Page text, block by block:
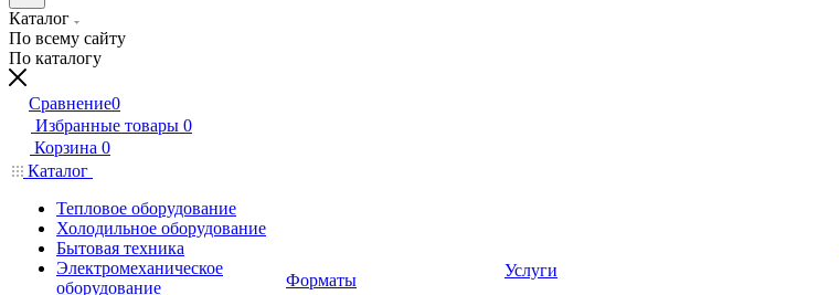
Каталог
По всему сайту
По каталогу
Сравнение0
Избранные товары 0
Корзина 0
Каталог
Тепловое оборудование
Холодильное оборудование
Бытовая техника
Электромеханическое
оборудование
Форматы
Услуги